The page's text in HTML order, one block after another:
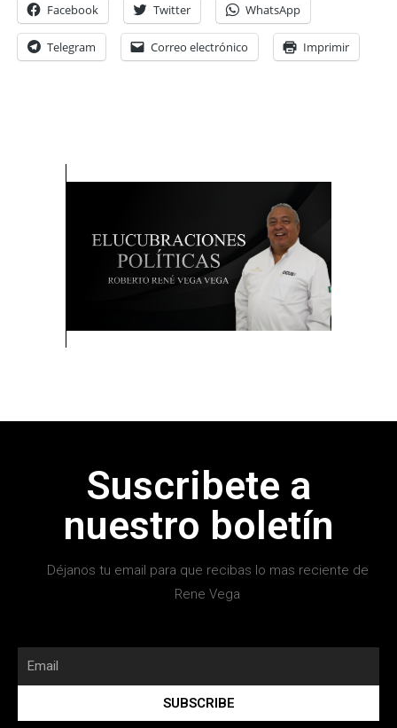
Facebook Twitter WhatsApp
Telegram Correo electrónico Imprimir
Suscribete a
nuestro boletín
Déjanos tu email para que recibas lo mas reciente de
Rene Vega
SUBSCRIBE